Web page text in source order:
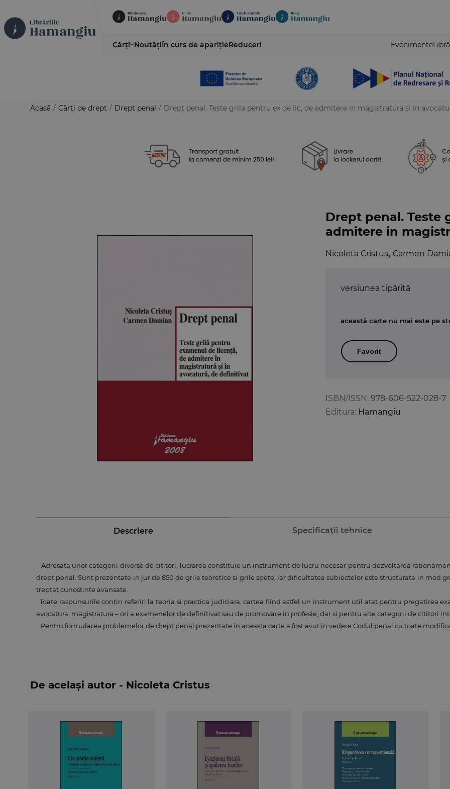
Cărți NoutățiÎn curs de aparițieReduceri Evenimente
Acasă / Cărți de drept / Drept penal / Drept penal. Teste grila pentru ex de lic, de admitere in magistratura si in
Drept penal. Teste
admitere in
Nicoleta Cristus, Carmen
ISBN/ISSN: 978-606-522-028-7
Editura: Hamangiu
versiunea tipărită
această carte nu mai este pe
Favorit
Descriere Specificații tehnice
Adresata unor categorii diverse de cititori, lucrarea constituie un instrument de lucru necesar pentru dezvoltarea
drept penal. Sunt prezentate in jur de 850 de grile teoretice si grile spete, iar dificultatea subiectelor este structurata in mod
treptat cunostinte avansate.
Toate raspunsurile contin referiri la teoria si practica judiciara, cartea fiind astfel un instrument util atat pentru pregatirea
avocatura, magistratura – ori a examenelor de definitivat sau de promovare in profesie, dar si pentru alte categorii de cititori
Pentru formularea problemelor de drept penal prezentate in aceasta carte a fost avut in vedere Codul penal cu toate
De același autor - Nicoleta Cristus